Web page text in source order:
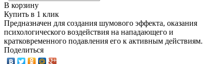
В корзину
Купить в 1 клик
Предназначен для создания шумового эффекта, оказания
психологического воздействия на нападающего и
кратковременного подавления его к активным действиям.
Поделиться